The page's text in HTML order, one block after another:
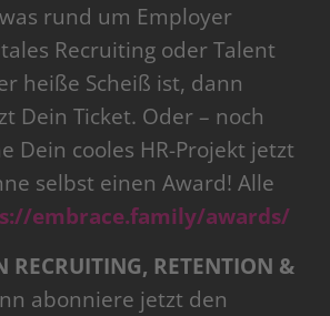
rund um Employer
Recruiting oder Talent
heiße Scheiß ist, dann
Dein Ticket. Oder – noch
Dein cooles HR-Projekt jetzt
selbst einen Award! Alle
embrace.family/awards/
RECRUITING, RETENTION &
abonniere jetzt den